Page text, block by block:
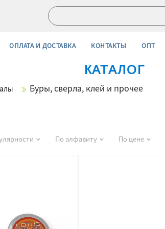
ОПЛАТА И ДОСТАВКА КОНТАКТЫ ОПТ
КАТАЛОГ
Буры, сверла, клей и прочее
По алфавиту По цене